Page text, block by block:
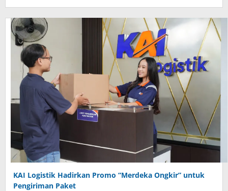
KAI Logistik Hadirkan Promo “Merdeka Ongkir” untuk
Pengiriman Paket